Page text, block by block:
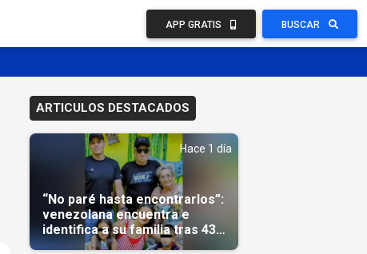
APP GRATIS BUSCAR
ARTICULOS DESTACADOS
Hace 1 día
“No paré hasta encontrarlos”:
venezolana encuentra e
identifica a su familia tras 43
días del terremoto